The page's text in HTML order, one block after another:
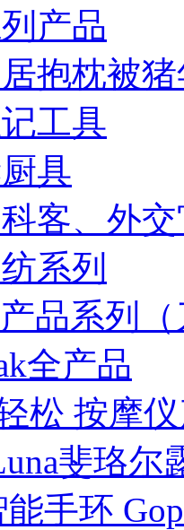
产品
抱枕被
工具
具
客、外
系列
品系列
全产品
松 按摩
斐珞
手环